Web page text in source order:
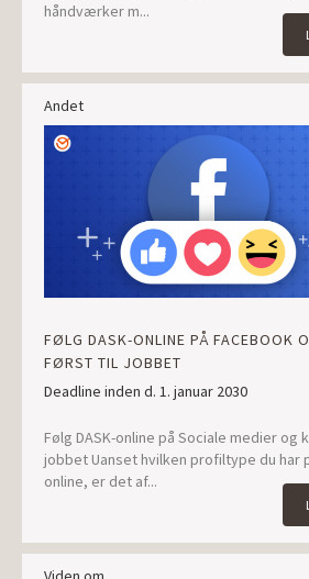
håndværker m...
Andet
FØLG DASK-ONLINE PÅ FACEBOOK
FØRST TIL JOBBET
Deadline inden d. 1. januar 2030
Følg DASK-online på Sociale medier og
jobbet Uanset hvilken profiltype du har
online, er det af...